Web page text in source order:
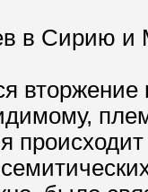
в Сирию и